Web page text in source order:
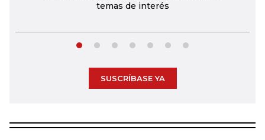
temas de interés
SUSCRÍBASE YA